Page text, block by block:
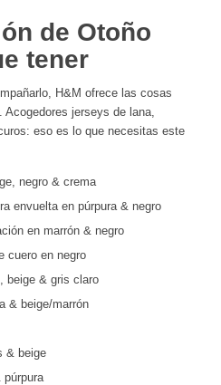
de Otoño
tener
H&M ofrece las cosas
jerseys de lana,
eso es lo que necesitas este
negro & crema
envuelta en púrpura & negro
en marrón & negro
cuero en negro
beige & gris claro
& beige/marrón
& beige